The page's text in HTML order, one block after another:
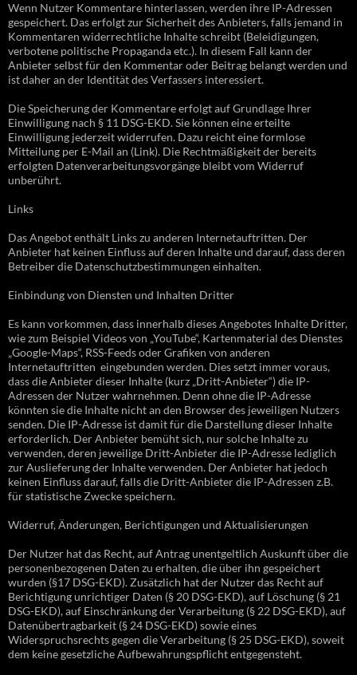
Wenn Nutzer Kommentare hinterlassen, werden ihre IP-Adressen
gespeichert. Das erfolgt zur Sicherheit des Anbieters, falls jemand in
Kommentaren widerrechtliche Inhalte schreibt (Beleidigungen,
verbotene politische Propaganda etc.). In diesem Fall kann der
Anbieter selbst für den Kommentar oder Beitrag belangt werden und
ist daher an der Identität des Verfassers interessiert.
Die Speicherung der Kommentare erfolgt auf Grundlage Ihrer
Einwilligung nach § 11 DSG-EKD. Sie können eine erteilte
Einwilligung jederzeit widerrufen. Dazu reicht eine formlose
Mitteilung per E-Mail an (Link). Die Rechtmäßigkeit der bereits
erfolgten Datenverarbeitungsvorgänge bleibt vom Widerruf
unberührt.
Links
Das Angebot enthält Links zu anderen Internetauftritten. Der
Anbieter hat keinen Einfluss auf deren Inhalte und darauf, dass deren
Betreiber die Datenschutzbestimmungen einhalten.
Einbindung von Diensten und Inhalten Dritter
Es kann vorkommen, dass innerhalb dieses Angebotes Inhalte Dritter,
wie zum Beispiel Videos von „YouTube“, Kartenmaterial des Dienstes
„Google-Maps“, RSS-Feeds oder Grafiken von anderen
Internetauftritten eingebunden werden. Dies setzt immer voraus,
dass die Anbieter dieser Inhalte (kurz „Dritt-Anbieter“) die IP-
Adressen der Nutzer wahrnehmen. Denn ohne die IP-Adresse
könnten sie die Inhalte nicht an den Browser des jeweiligen Nutzers
senden. Die IP-Adresse ist damit für die Darstellung dieser Inhalte
erforderlich. Der Anbieter bemüht sich, nur solche Inhalte zu
verwenden, deren jeweilige Dritt-Anbieter die IP-Adresse lediglich
zur Auslieferung der Inhalte verwenden. Der Anbieter hat jedoch
keinen Einfluss darauf, falls die Dritt-Anbieter die IP-Adressen z.B.
für statistische Zwecke speichern.
Widerruf, Änderungen, Berichtigungen und Aktualisierungen
Der Nutzer hat das Recht, auf Antrag unentgeltlich Auskunft über die
personenbezogenen Daten zu erhalten, die über ihn gespeichert
wurden (§17 DSG-EKD). Zusätzlich hat der Nutzer das Recht auf
Berichtigung unrichtiger Daten (§ 20 DSG-EKD), auf Löschung (§ 21
DSG-EKD), auf Einschränkung der Verarbeitung (§ 22 DSG-EKD), auf
Datenübertragbarkeit (§ 24 DSG-EKD) sowie eines
Widerspruchsrechts gegen die Verarbeitung (§ 25 DSG-EKD), soweit
dem keine gesetzliche Aufbewahrungspflicht entgegensteht.